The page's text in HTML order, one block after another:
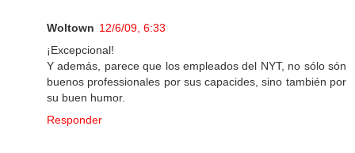
Woltown 12/6/09, 6:33
¡Excepcional!
Y además, parece que los empleados del NYT, no sólo són
buenos professionales por sus capacides, sino también por
su buen humor.
Responder